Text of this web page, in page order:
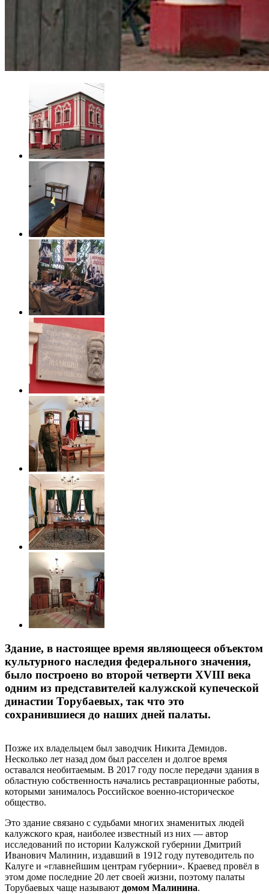
Здание, в настоящее время являющееся объектом
культурного наследия федерального значения,
было построено во второй четверти XVIII века
одним из представителей калужской купеческой
династии Торубаевых, так что это
сохранившиеся до наших дней палаты.
Позже их владельцем был заводчик Никита Демидов.
Несколько лет назад дом был расселен и долгое время
оставался необитаемым. В 2017 году после передачи здания в
областную собственность начались реставрационные работы,
которыми занималось Российское военно-историческое
общество.
Это здание связано с судьбами многих знаменитых людей
калужского края, наиболее известный из них — автор
исследований по истории Калужской губернии Дмитрий
Иванович Малинин, издавший в 1912 году путеводитель по
Калуге и «главнейшим центрам губернии». Краевед провёл в
этом доме последние 20 лет своей жизни, поэтому палаты
Торубаевых чаще называют домом Малинина.